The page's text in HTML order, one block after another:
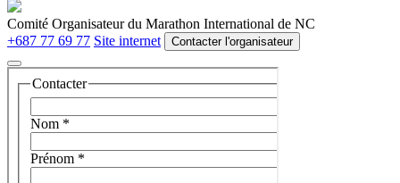
Comité Organisateur du Marathon International de NC
+687 77 69 77 Site internet Contacter l'organisateur